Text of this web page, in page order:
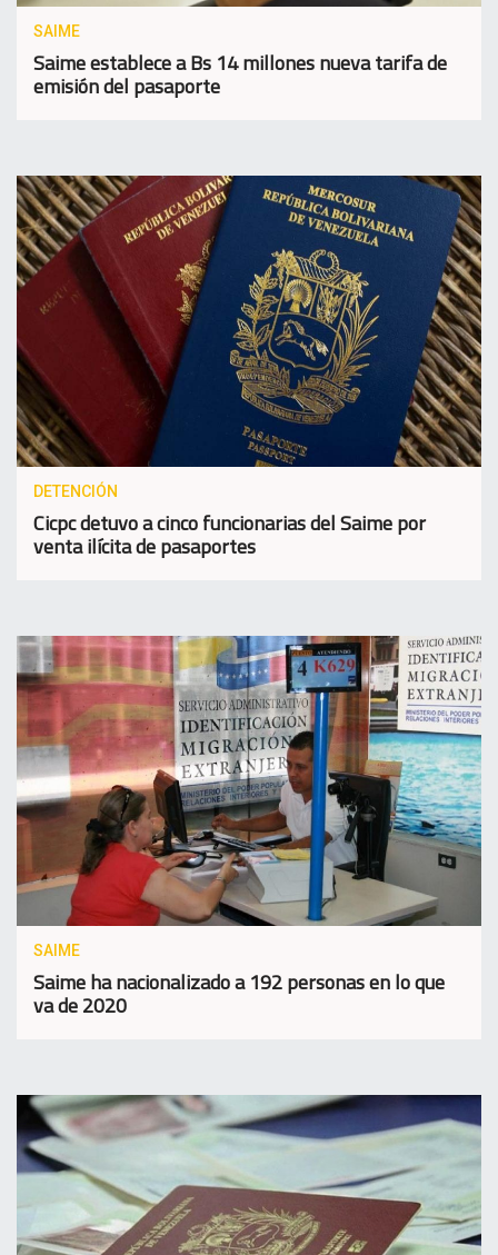
SAIME
Saime establece a Bs 14 millones nueva tarifa de
emisión del pasaporte
DETENCIÓN
Cicpc detuvo a cinco funcionarias del Saime por
venta ilícita de pasaportes
SAIME
Saime ha nacionalizado a 192 personas en lo que
va de 2020